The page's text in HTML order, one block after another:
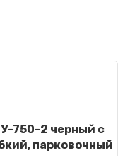
750-2 черный с
парковочный